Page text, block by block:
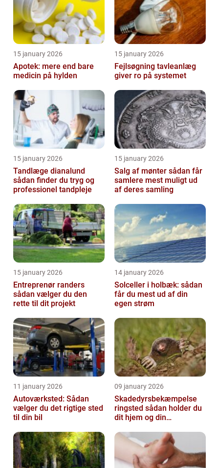
15 january 2026
Apotek: mere end bare
medicin på hylden
15 january 2026
Fejlsøgning tavleanlæg
giver ro på systemet
15 january 2026
Tandlæge dianalund
sådan finder du tryg og
professionel tandpleje
15 january 2026
Salg af mønter sådan får
samlere mest muligt ud
af deres samling
15 january 2026
Entreprenør randers
sådan vælger du den
rette til dit projekt
14 january 2026
Solceller i holbæk: sådan
får du mest ud af din
egen strøm
11 january 2026
Autoværksted: Sådan
vælger du det rigtige sted
til din bil
09 january 2026
Skadedyrsbekæmpelse
ringsted sådan holder du
dit hjem og din
gæster